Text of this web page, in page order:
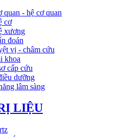
quan - hệ cơ quan
cơ
xương
đoán
vị - châm cứu
khoa
cấp cứu
dưỡng
lâm sàng
LIỆU